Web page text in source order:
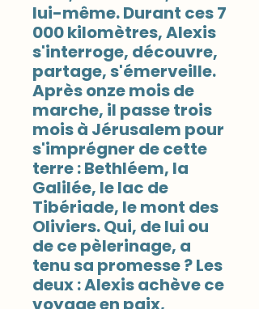
lui-même. Durant ces 7
000 kilomètres, Alexis
s'interroge, découvre,
partage, s'émerveille.
Après onze mois de
marche, il passe trois
mois à Jérusalem pour
s'imprégner de cette
terre : Bethléem, la
Galilée, le lac de
Tibériade, le mont des
Oliviers. Qui, de lui ou
de ce pèlerinage, a
tenu sa promesse ? Les
deux : Alexis achève ce
voyage en paix,